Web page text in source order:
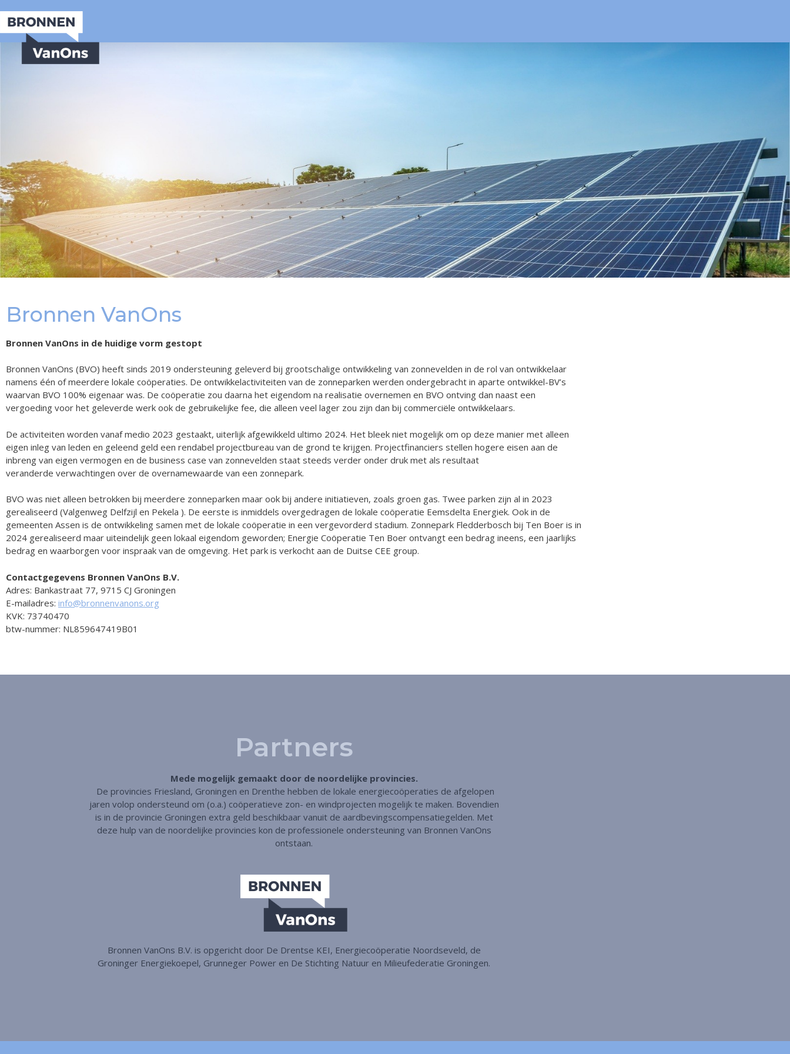
Bronnen VanOns
Bronnen VanOns in de huidige vorm gestopt
Bronnen VanOns (BVO) heeft sinds 2019 ondersteuning geleverd bij grootschalige ontwikkeling van zonnevelden in de rol van ontwikkelaar
namens één of meerdere lokale coöperaties. De ontwikkelactiviteiten van de zonneparken werden ondergebracht in aparte ontwikkel-BV’s
waarvan BVO 100% eigenaar was. De coöperatie zou daarna het eigendom na realisatie overnemen en BVO ontving dan naast een
vergoeding voor het geleverde werk ook de gebruikelijke fee, die alleen veel lager zou zijn dan bij commerciële ontwikkelaars.
De activiteiten worden vanaf medio 2023 gestaakt, uiterlijk afgewikkeld ultimo 2024. Het bleek niet mogelijk om op deze manier met alleen
eigen inleg van leden en geleend geld een rendabel projectbureau van de grond te krijgen. Projectfinanciers stellen hogere eisen aan de
inbreng van eigen vermogen en de business case van zonnevelden staat steeds verder onder druk met als resultaat
veranderde verwachtingen over de overnamewaarde van een zonnepark.
BVO was niet alleen betrokken bij meerdere zonneparken maar ook bij andere initiatieven, zoals groen gas. Twee parken zijn al in 2023
gerealiseerd (Valgenweg Delfzijl en Pekela ). De eerste is inmiddels overgedragen de lokale coöperatie Eemsdelta Energiek. Ook in de
gemeenten Assen is de ontwikkeling samen met de lokale coöperatie in een vergevorderd stadium. Zonnepark Fledderbosch bij Ten Boer is in
2024 gerealiseerd maar uiteindelijk geen lokaal eigendom geworden; Energie Coöperatie Ten Boer ontvangt een bedrag ineens, een jaarlijks
bedrag en waarborgen voor inspraak van de omgeving. Het park is verkocht aan de Duitse CEE group.
Contactgegevens Bronnen VanOns B.V.
Adres: Bankastraat 77, 9715 CJ Groningen
E-mailadres: info@bronnenvanons.org
KVK: 73740470
btw-nummer: NL859647419B01
Partners
Mede mogelijk gemaakt door de noordelijke provincies.
De provincies Friesland, Groningen en Drenthe hebben de lokale energiecoöperaties de afgelopen
jaren volop ondersteund om (o.a.) coöperatieve zon- en windprojecten mogelijk te maken. Bovendien
is in de provincie Groningen extra geld beschikbaar vanuit de aardbevingscompensatiegelden. Met
deze hulp van de noordelijke provincies kon de professionele ondersteuning van Bronnen VanOns
ontstaan.
Bronnen VanOns B.V. is opgericht door De Drentse KEI, Energiecoöperatie Noordseveld, de
Groninger Energiekoepel, Grunneger Power en De Stichting Natuur en Milieufederatie Groningen.